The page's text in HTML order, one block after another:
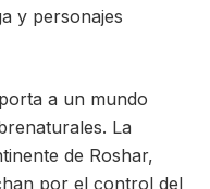
y personajes
a un mundo
La
de Roshar,
por el control del